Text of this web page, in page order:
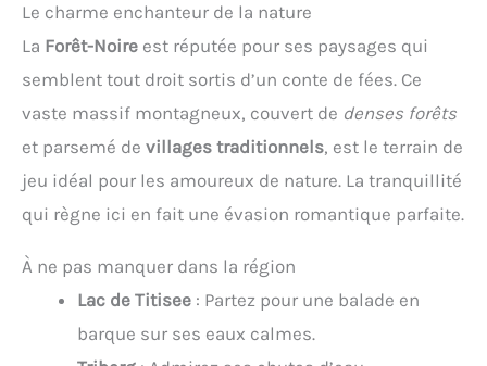
Le charme enchanteur de la nature
La Forêt-Noire est réputée pour ses paysages qui
semblent tout droit sortis d’un conte de fées. Ce
vaste massif montagneux, couvert de denses forêts
et parsemé de villages traditionnels, est le terrain de
jeu idéal pour les amoureux de nature. La tranquillité
qui règne ici en fait une évasion romantique parfaite.
À ne pas manquer dans la région
Lac de Titisee : Partez pour une balade en
barque sur ses eaux calmes.